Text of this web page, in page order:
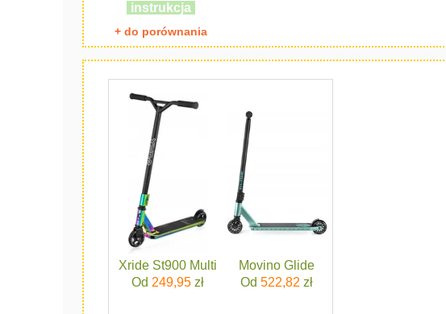
instrukcja
+ do porównania
Xride St900 Multi
Od 249,95 zł
Movino Glide
Od522,82 zł